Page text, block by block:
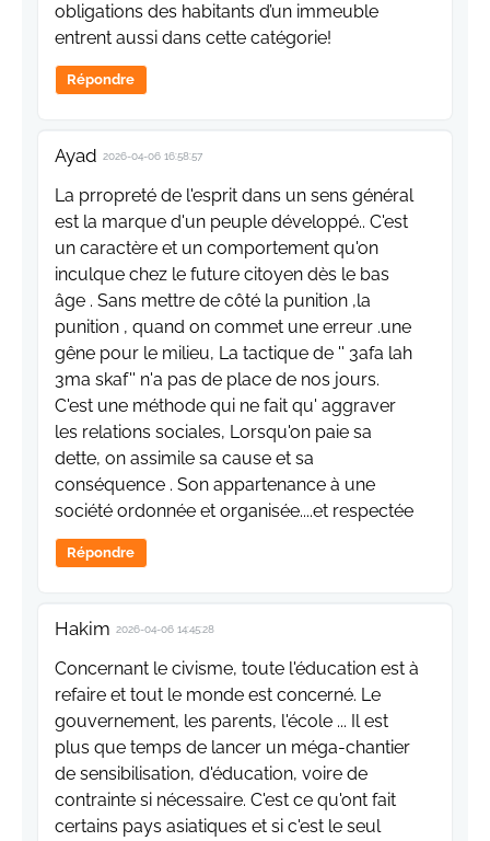
obligations des habitants d’un immeuble
entrent aussi dans cette catégorie!
Répondre
Ayad 2026-04-06 16:58:57
La prropreté de l'esprit dans un sens général
est la marque d'un peuple développé.. C'est
un caractère et un comportement qu'on
inculque chez le future citoyen dès le bas
âge . Sans mettre de côté la punition ,la
punition , quand on commet une erreur .une
gêne pour le milieu, La tactique de '' 3afa lah
3ma skaf'' n'a pas de place de nos jours.
C'est une méthode qui ne fait qu' aggraver
les relations sociales, Lorsqu'on paie sa
dette, on assimile sa cause et sa
conséquence . Son appartenance à une
société ordonnée et organisée....et respectée
Répondre
Hakim 2026-04-06 14:45:28
Concernant le civisme, toute l'éducation est à
refaire et tout le monde est concerné. Le
gouvernement, les parents, l'école ... Il est
plus que temps de lancer un méga-chantier
de sensibilisation, d'éducation, voire de
contrainte si nécessaire. C'est ce qu'ont fait
certains pays asiatiques et si c'est le seul